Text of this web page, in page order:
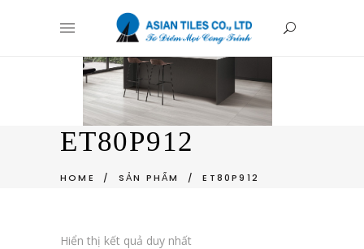
ET80P912
HOME / SẢN PHẨM /ET80P912
Hiển thị kết quả duy nhất